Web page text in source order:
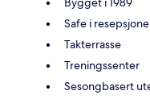
Safe i
Takterrasse
Treningssenter
Sesongbasert